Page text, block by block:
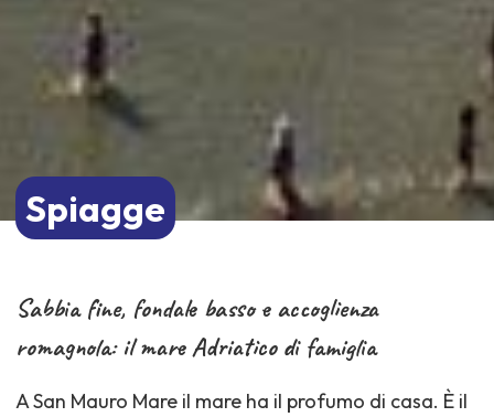
Spiagge
Sabbia fine, fondale basso e accoglienza
romagnola: il mare Adriatico di famiglia
A San Mauro Mare il mare ha il profumo di casa. È il